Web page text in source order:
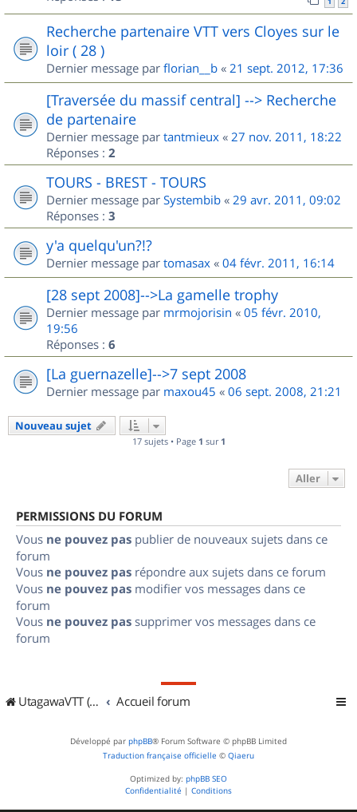
Recherche partenaire VTT vers Cloyes sur le
loir ( 28 )
Dernier message par florian__b « 21 sept. 2012, 17:36
[Traversée du massif central] --> Recherche
de partenaire
Dernier message par tantmieux « 27 nov. 2011, 18:22
Réponses : 2
TOURS - BREST - TOURS
Dernier message par Systembib « 29 avr. 2011, 09:02
Réponses : 3
y'a quelqu'un?!?
Dernier message par tomasax « 04 févr. 2011, 16:14
[28 sept 2008]-->La gamelle trophy
Dernier message par mrmojorisin « 05 févr. 2010,
19:56
Réponses : 6
[La guernazelle]-->7 sept 2008
Dernier message par maxou45 « 06 sept. 2008, 21:21
Nouveau sujet
17 sujets • Page 1 sur 1
Aller
PERMISSIONS DU FORUM
Vous ne pouvez pas publier de nouveaux sujets dans ce
forum
Vous ne pouvez pas répondre aux sujets dans ce forum
Vous ne pouvez pas modifier vos messages dans ce
forum
Vous ne pouvez pas supprimer vos messages dans ce
forum
UtagawaVTT (Randos VTT et VTTAE avec traces GPS) Accueil forum
Développé par phpBB® Forum Software © phpBB Limited
Traduction française officielle © Qiaeru
Optimized by: phpBB SEO
Confidentialité | Conditions